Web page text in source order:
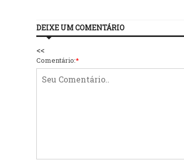
DEIXE UM COMENTÁRIO
<<
Comentário:*